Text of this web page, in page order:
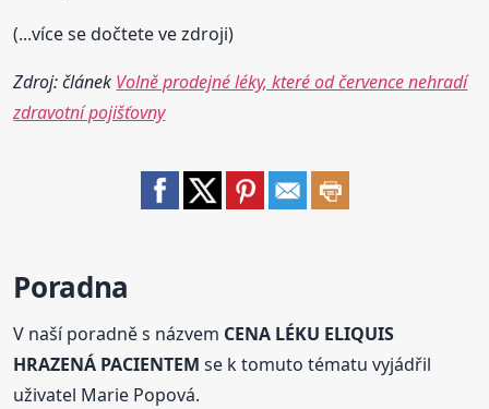
(...více se dočtete ve zdroji)
Zdroj: článek Volně prodejné léky, které od července nehradí
zdravotní pojišťovny
Poradna
V naší poradně s názvem CENA LÉKU ELIQUIS
HRAZENÁ PACIENTEM se k tomuto tématu vyjádřil
uživatel Marie Popová.